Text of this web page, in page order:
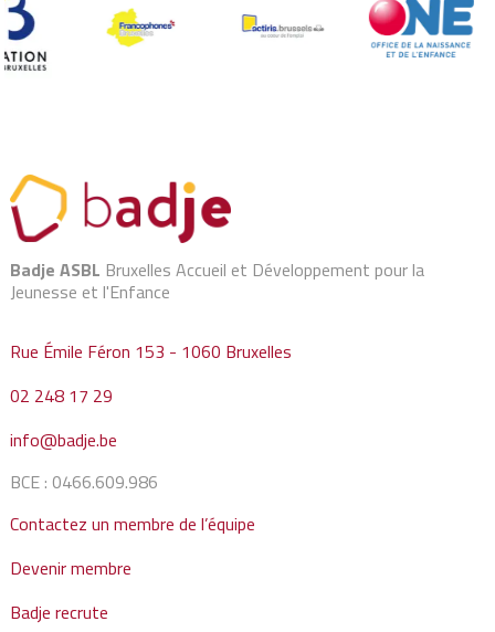
Badje ASBL Bruxelles Accueil et Développement pour la
Jeunesse et l'Enfance
Rue Émile Féron 153 - 1060 Bruxelles
02 248 17 29
info@badje.be
BCE : 0466.609.986
Contactez un membre de l’équipe
Devenir membre
Badje recrute